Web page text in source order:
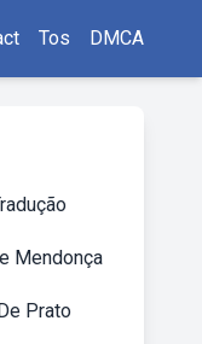
Tos DMCA
Mendonça
Prato